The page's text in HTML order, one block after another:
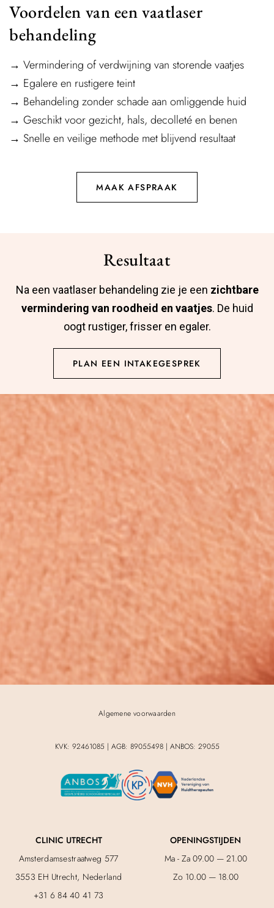
Voordelen van een vaatlaser
behandeling
→ Vermindering of verdwijning van storende vaatjes
→ Egalere en rustigere teint
→ Behandeling zonder schade aan omliggende huid
→ Geschikt voor gezicht, hals, decolleté en benen
→ Snelle en veilige methode met blijvend resultaat
MAAK AFSPRAAK
Resultaat
Na een vaatlaser behandeling zie je een zichtbare
vermindering van roodheid en vaatjes. De huid
oogt rustiger, frisser en egaler.
PLAN EEN INTAKEGESPREK
CLINIC UTRECHT
Amsterdamsestraatweg 577
3553 EH Utrecht, Nederland
+31 6 84 40 41 73
OPENINGSTIJDEN
Ma - Za 09.00 — 21.00
Zo 10.00 — 18.00
Algemene voorwaarden
KVK: 92461085 | AGB: 89055498 | ANBOS: 29055